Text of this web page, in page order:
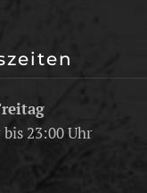
23:00 Uhr